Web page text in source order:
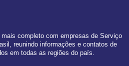
completo com empresas de Serviço
reunindo informações e contatos de
em todas as regiões do país.